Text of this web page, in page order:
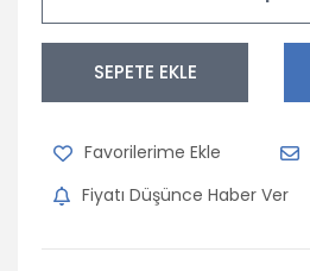
SEPETE EKLE
Fiyatı Düşünce Haber Ver